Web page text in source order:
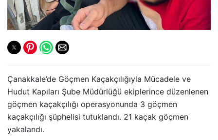
Çanakkale’de Göçmen Kaçakçılığıyla Mücadele ve
Hudut Kapıları Şube Müdürlüğü ekiplerince düzenlenen
göçmen kaçakçılığı operasyonunda 3 göçmen
kaçakçılığı şüphelisi tutuklandı. 21 kaçak göçmen
yakalandı.